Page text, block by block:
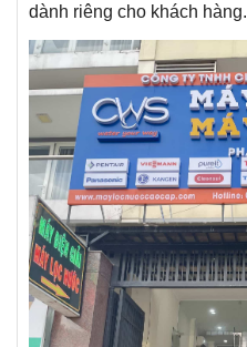
dành riêng cho khách hàng.